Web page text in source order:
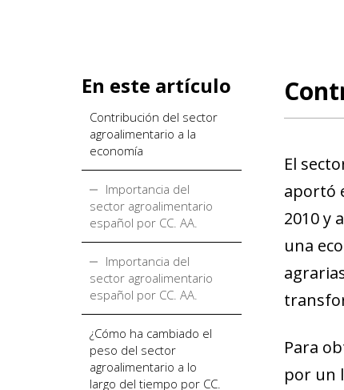
En este artículo
Contribución del sector
agroalimentario a la
economía
Importancia del
sector agroalimentario
español por CC. AA.
Importancia del
sector agroalimentario
español por CC. AA.
¿Cómo ha cambiado el
peso del sector
agroalimentario a lo
largo del tiempo por CC.
El
aportó
2010 y
una
Para
por un